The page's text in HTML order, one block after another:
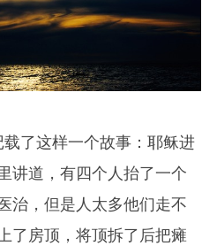
了这样一个故事：耶稣进
讲道，有四个人抬了一个
治，但是人太多他们走不
了房顶，将顶拆了后把瘫